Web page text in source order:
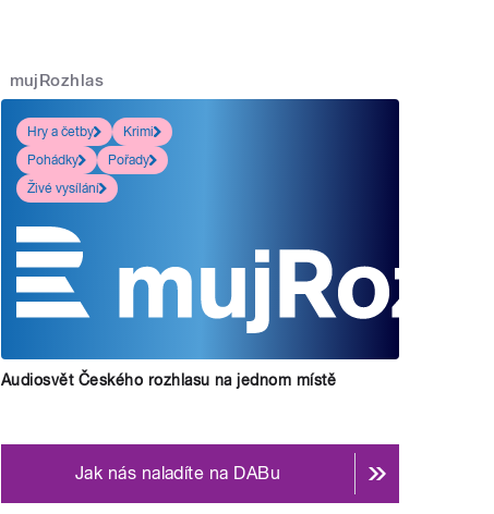
mujRozhlas
Hry a četby
Krimi
Pohádky
Pořady
Živé vysílání
Audiosvět Českého rozhlasu na jednom místě
Jak nás naladíte na DABu